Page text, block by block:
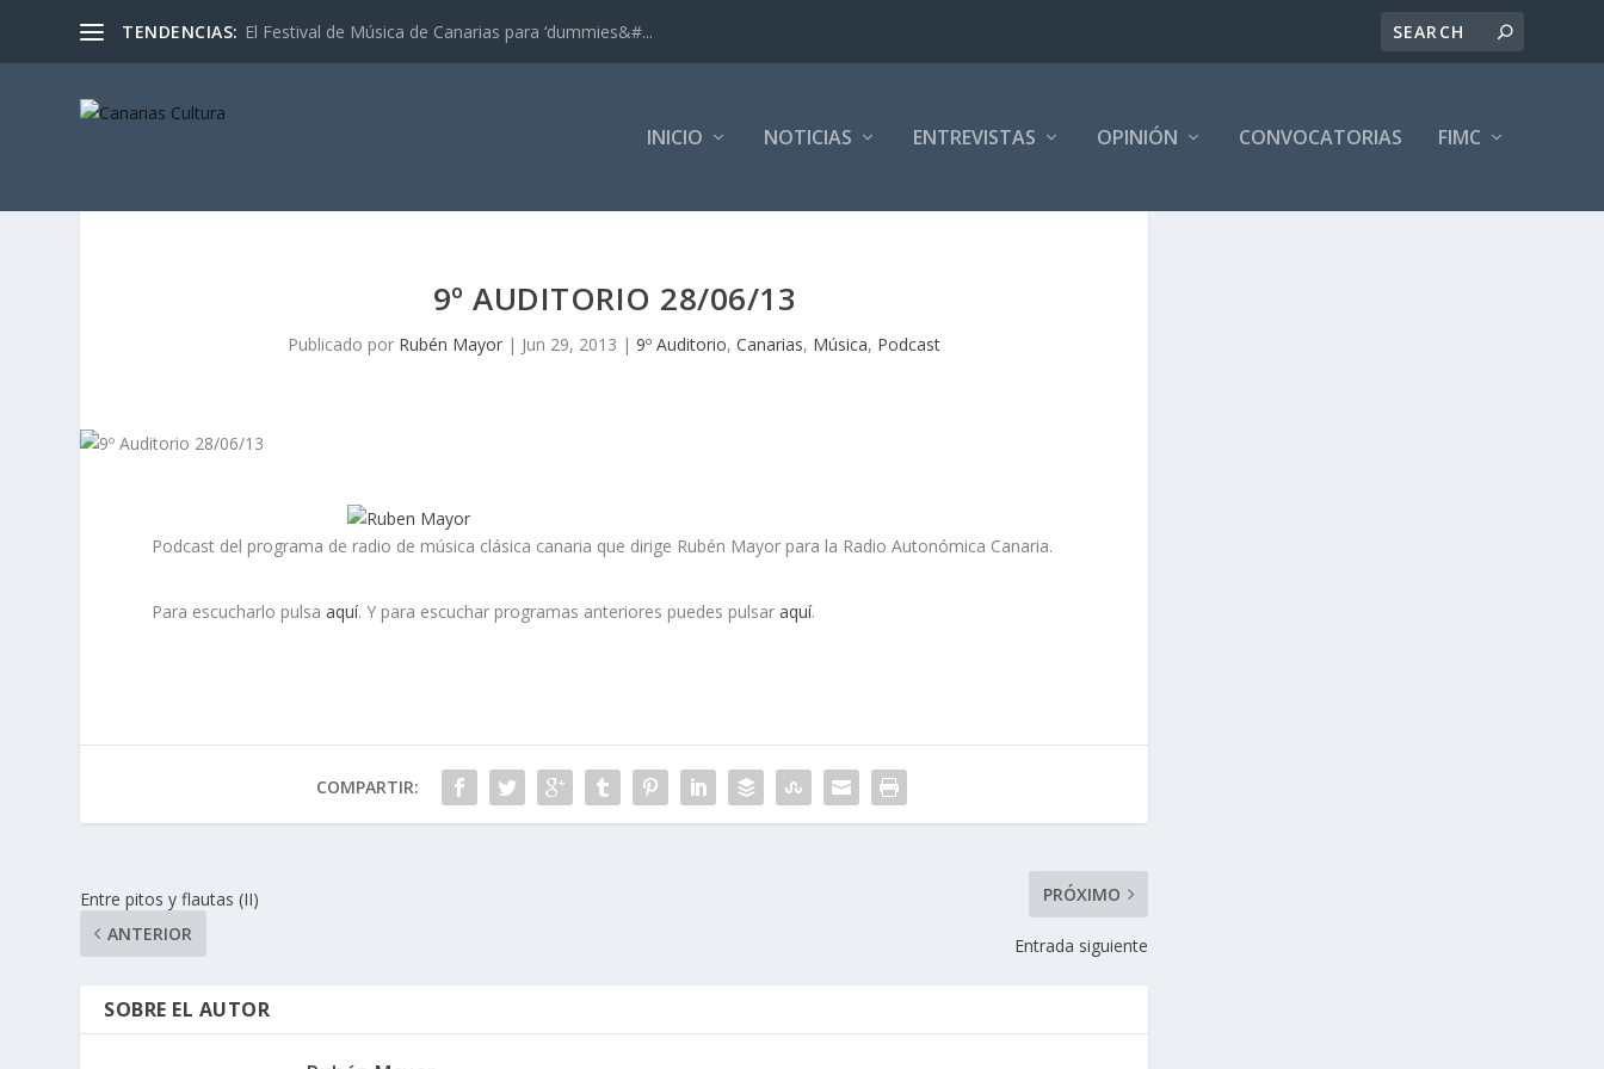
TENDENCIAS: El Festival de Música de Canarias para ‘dummies&#...
INICIO NOTICIAS ENTREVISTAS OPINIÓN CONVOCATORIAS FIMC
9º AUDITORIO 28/06/13
Publicado por Rubén Mayor | Jun 29, 2013 |9º Auditorio,Canarias, Música, Podcast
Podcast del programa de radio de música clásica canaria que dirige Rubén Mayor para la Radio Autonómica Canaria.
Para escucharlo pulsaaquí. Y para escuchar programas anteriores puedes pulsaraquí.
COMPARTIR:
Entre pitos y flautas (II)
ANTERIOR
PRÓXIMO
Entrada siguiente
SOBRE EL AUTOR